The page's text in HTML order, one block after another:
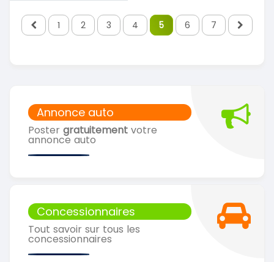
Annonce auto
Poster gratuitement votre
annonce auto
Concessionnaires
Tout savoir sur tous les
concessionnaires
1 2 3 4 5 6 7